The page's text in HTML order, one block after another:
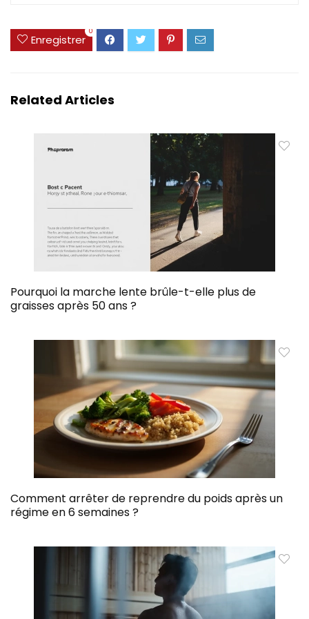
Enregistrer
0
Related Articles
Pourquoi la marche lente brûle-t-elle plus de
graisses après 50 ans ?
Comment arrêter de reprendre du poids après un
régime en 6 semaines ?